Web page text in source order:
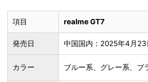
項目 realme GT7
発売日 中国国内：2025年4月23
カラー ブルー系、グレー系、ブ